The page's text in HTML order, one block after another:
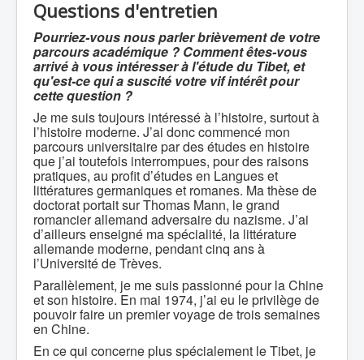
Questions d'entretien
Pourriez-vous nous parler brièvement de votre
parcours académique ? Comment êtes-vous
arrivé à vous intéresser à l'étude du Tibet, et
qu'est-ce qui a suscité votre vif intérêt pour
cette question ?
Je me suis toujours intéressé à l’histoire, surtout à
l’histoire moderne. J’ai donc commencé mon
parcours universitaire par des études en histoire
que j’ai toutefois interrompues, pour des raisons
pratiques, au profit d’études en Langues et
littératures germaniques et romanes. Ma thèse de
doctorat portait sur Thomas Mann, le grand
romancier allemand adversaire du nazisme. J’ai
d’ailleurs enseigné ma spécialité, la littérature
allemande moderne, pendant cinq ans à
l’Université de Trèves.
Parallèlement, je me suis passionné pour la Chine
et son histoire. En mai 1974, j’ai eu le privilège de
pouvoir faire un premier voyage de trois semaines
en Chine.
En ce qui concerne plus spécialement le Tibet, je